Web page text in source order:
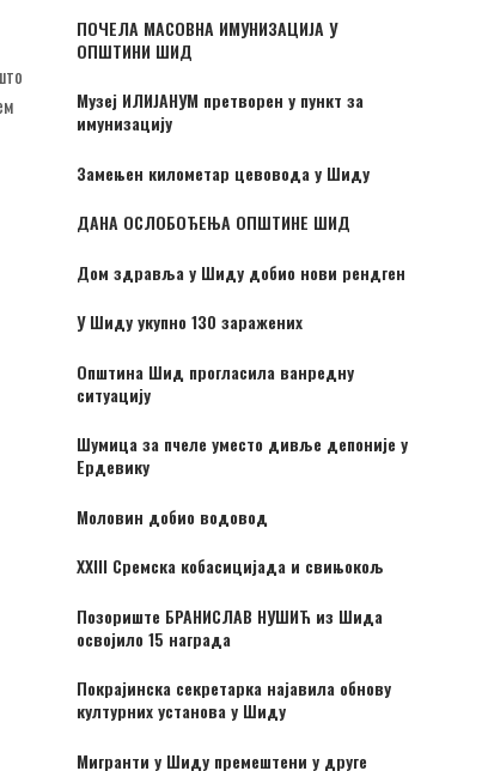
ПОЧЕЛА МАСОВНА ИМУНИЗАЦИЈА У
ОПШТИНИ ШИД
Музеј ИЛИЈАНУМ претворен у пункт за
имунизацију
Замењен километар цевовода у Шиду
ДАНА ОСЛОБОЂЕЊА ОПШТИНЕ ШИД
Дом здравља у Шиду добио нови рендген
У Шиду укупно 130 заражених
Општина Шид прогласила ванредну
ситуацију
Шумица за пчеле уместо дивље депоније у
Ердевику
Моловин добио водовод
XXIII Сремска кобасицијада и свињокољ
Позориште БРАНИСЛАВ НУШИЋ из Шида
освојило 15 награда
Покрајинска секретарка најавила обнову
културних установа у Шиду
Мигранти у Шиду премештени у друге